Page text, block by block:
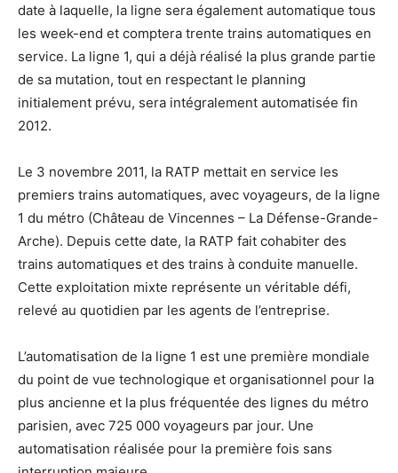
date à laquelle, la ligne sera également automatique tous
les week-end et comptera trente trains automatiques en
service. La ligne 1, qui a déjà réalisé la plus grande partie
de sa mutation, tout en respectant le planning
initialement prévu, sera intégralement automatisée fin
2012.
Le 3 novembre 2011, la RATP mettait en service les
premiers trains automatiques, avec voyageurs, de la ligne
1 du métro (Château de Vincennes – La Défense-Grande-
Arche). Depuis cette date, la RATP fait cohabiter des
trains automatiques et des trains à conduite manuelle.
Cette exploitation mixte représente un véritable défi,
relevé au quotidien par les agents de l’entreprise.
L’automatisation de la ligne 1 est une première mondiale
du point de vue technologique et organisationnel pour la
plus ancienne et la plus fréquentée des lignes du métro
parisien, avec 725 000 voyageurs par jour. Une
automatisation réalisée pour la première fois sans